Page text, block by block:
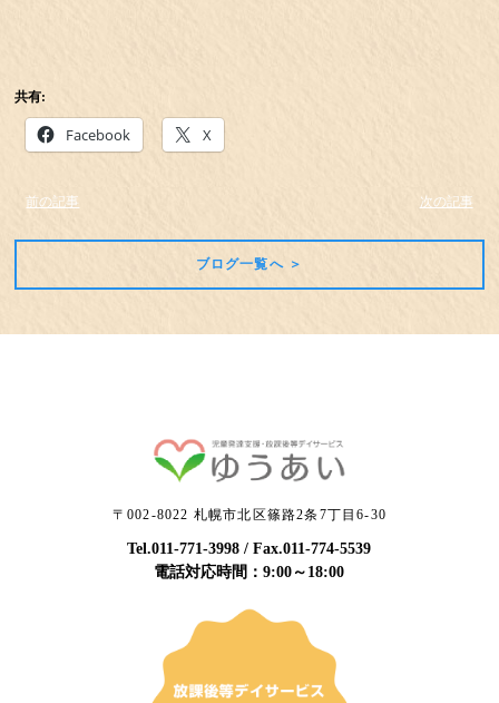
共有:
Facebook X
次の記事
前の記事
ブログ一覧へ ＞
〒002-8022 札幌市北区篠路2条7丁目6-30
Tel.011-771-3998 / Fax.011-774-5539
電話対応時間：9:00～18:00